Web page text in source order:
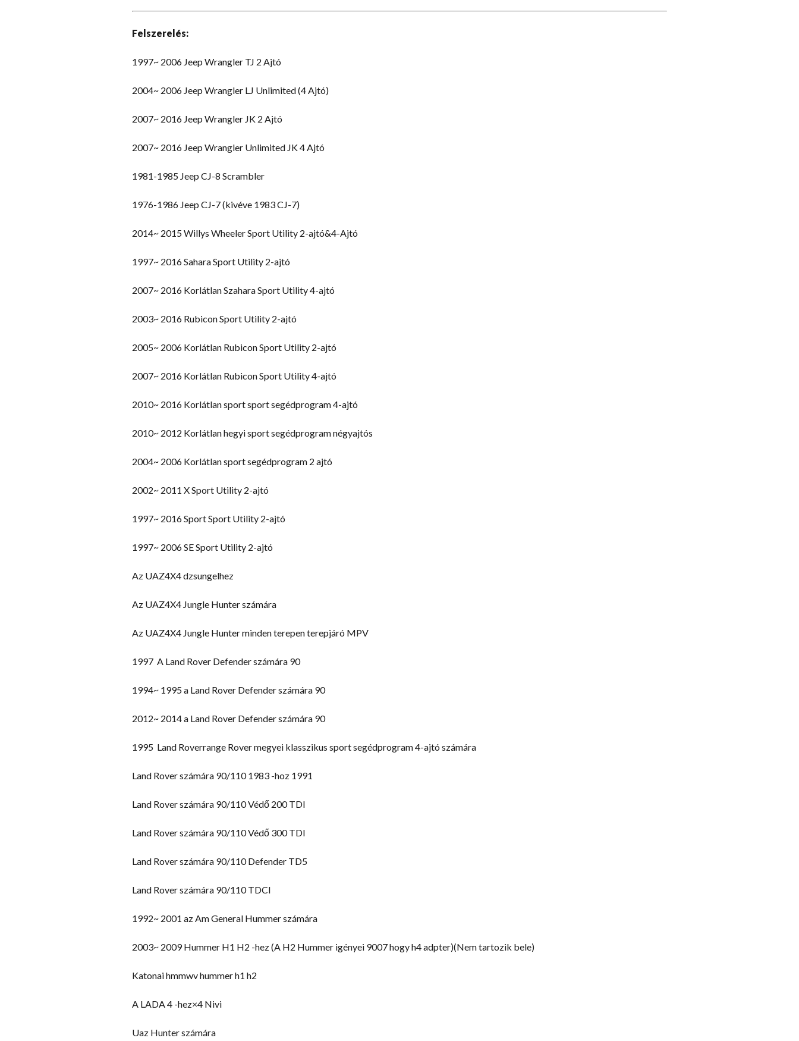
Felszerelés:
1997~ 2006 Jeep Wrangler TJ 2 Ajtó
2004~ 2006 Jeep Wrangler LJ Unlimited (4 Ajtó)
2007~ 2016 Jeep Wrangler JK 2 Ajtó
2007~ 2016 Jeep Wrangler Unlimited JK 4 Ajtó
1981-1985 Jeep CJ-8 Scrambler
1976-1986 Jeep CJ-7 (kivéve 1983 CJ-7)
2014~ 2015 Willys Wheeler Sport Utility 2-ajtó&4-Ajtó
1997~ 2016 Sahara Sport Utility 2-ajtó
2007~ 2016 Korlátlan Szahara Sport Utility 4-ajtó
2003~ 2016 Rubicon Sport Utility 2-ajtó
2005~ 2006 Korlátlan Rubicon Sport Utility 2-ajtó
2007~ 2016 Korlátlan Rubicon Sport Utility 4-ajtó
2010~ 2016 Korlátlan sport sport segédprogram 4-ajtó
2010~ 2012 Korlátlan hegyi sport segédprogram négyajtós
2004~ 2006 Korlátlan sport segédprogram 2 ajtó
2002~ 2011 X Sport Utility 2-ajtó
1997~ 2016 Sport Sport Utility 2-ajtó
1997~ 2006 SE Sport Utility 2-ajtó
Az UAZ4X4 dzsungelhez
Az UAZ4X4 Jungle Hunter számára
Az UAZ4X4 Jungle Hunter minden terepen terepjáró MPV
1997 A Land Rover Defender számára 90
1994~ 1995 a Land Rover Defender számára 90
2012~ 2014 a Land Rover Defender számára 90
1995 Land Roverrange Rover megyei klasszikus sport segédprogram 4-ajtó számára
Land Rover számára 90/110 1983 -hoz 1991
Land Rover számára 90/110 Védő 200 TDI
Land Rover számára 90/110 Védő 300 TDI
Land Rover számára 90/110 Defender TD5
Land Rover számára 90/110 TDCI
1992~ 2001 az Am General Hummer számára
2003~ 2009 Hummer H1 H2 -hez (A H2 Hummer igényei 9007 hogy h4 adpter)(Nem tartozik bele)
Katonai hmmwv hummer h1 h2
A LADA 4 -hez×4 Nivi
Uaz Hunter számára